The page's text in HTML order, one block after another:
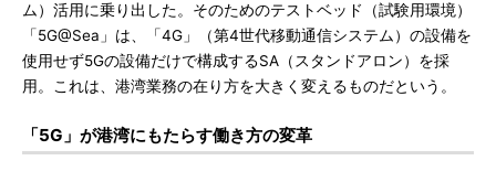
ム）活用に乗り出した。そのためのテストベッド（試験用環境）
「5G@Sea」は、「4G」（第4世代移動通信システム）の設備を
使用せず5Gの設備だけで構成するSA（スタンドアロン）を採
用。これは、港湾業務の在り方を大きく変えるものだという。
「5G」が港湾にもたらす働き方の変革